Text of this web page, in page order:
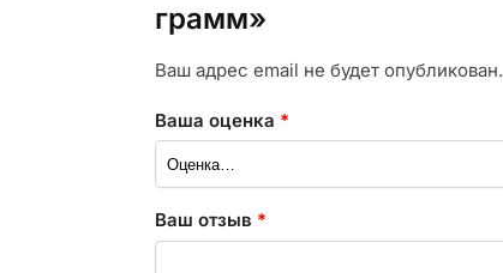
грамм»
Ваш адрес email не будет опубликован.
Ваша оценка *
Ваш отзыв *